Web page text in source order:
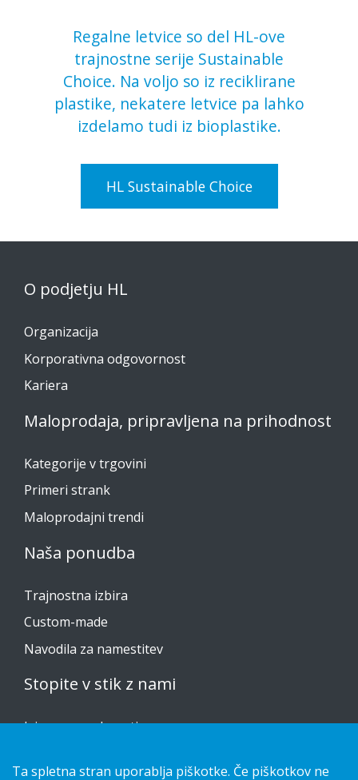
Regalne letvice so del HL-ove
trajnostne serije Sustainable
Choice. Na voljo so iz reciklirane
plastike, nekatere letvice pa lahko
izdelamo tudi iz bioplastike.
HL Sustainable Choice
O podjetju HL
Organizacija
Korporativna odgovornost
Kariera
Maloprodaja, pripravljena na prihodnost
Kategorije v trgovini
Primeri strank
Maloprodajni trendi
Naša ponudba
Trajnostna izbira
Custom-made
Navodila za namestitev
Stopite v stik z nami
Izjava o zasebnosti
Ta spletna stran uporablja piškotke. Če piškotkov ne